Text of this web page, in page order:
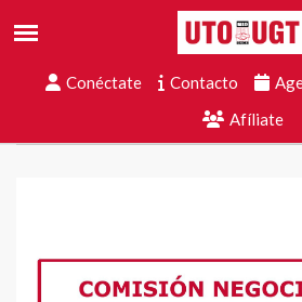
Conéctate Contacto
Afíliate